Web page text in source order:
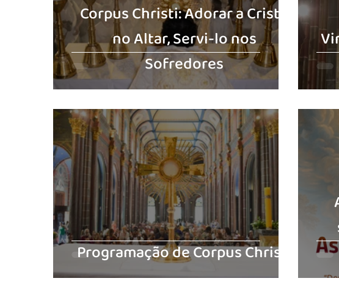
Corpus Christi: Adorar a Cristo
no Altar, Servi-lo nos
Sofredores
Programação de Corpus Christi